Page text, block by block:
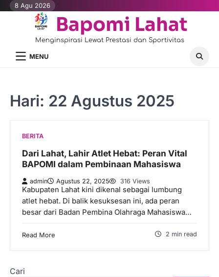
Skip8 Agu 2026
Bapomi Lahat
Menginspirasi Lewat Prestasi dan Sportivitas
MENU
Hari: 22 Agustus 2025
BERITA
Dari Lahat, Lahir Atlet Hebat: Peran Vital
BAPOMI dalam Pembinaan Mahasiswa
admin Agustus 22, 2025 316 Views
Kabupaten Lahat kini dikenal sebagai lumbung
atlet hebat. Di balik kesuksesan ini, ada peran
besar dari Badan Pembina Olahraga Mahasiswa…
Read More 2 min read
Cari